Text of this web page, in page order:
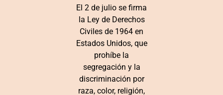
El 2 de julio se firma
la Ley de Derechos
Civiles de 1964 en
Estados Unidos, que
prohíbe la
segregación y la
discriminación por
raza, color, religión,